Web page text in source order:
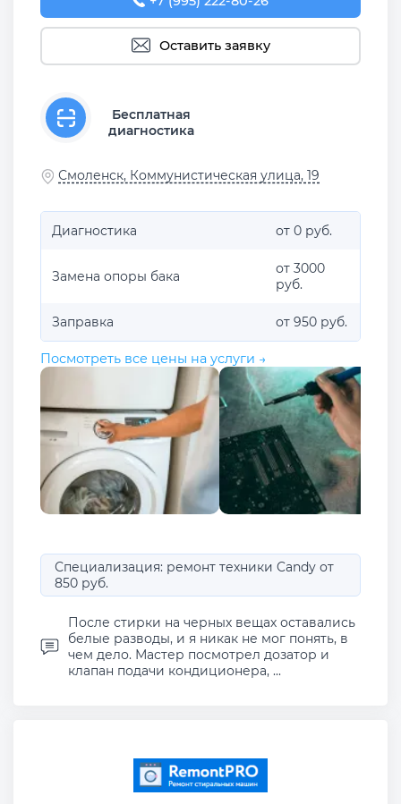
Оставить заявку
Бесплатная
диагностика
Смоленск, Коммунистическая улица, 19
Диагностика от 0 руб.
Замена опоры бака
от 3000
руб.
Заправка от 950 руб.
Посмотреть все цены на услуги →
Специализация: ремонт техники Candy от
850 руб.
После стирки на черных вещах оставались
белые разводы, и я никак не мог понять, в
чем дело. Мастер посмотрел дозатор и
клапан подачи кондиционера, ...